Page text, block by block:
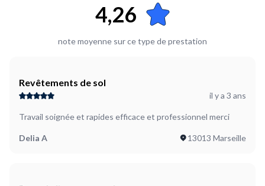
4,26
note moyenne sur ce type de prestation
Revêtements de sol
il y a 3 ans
Travail soignée et rapides efficace et professionnel merci
Delia A 13013 Marseille